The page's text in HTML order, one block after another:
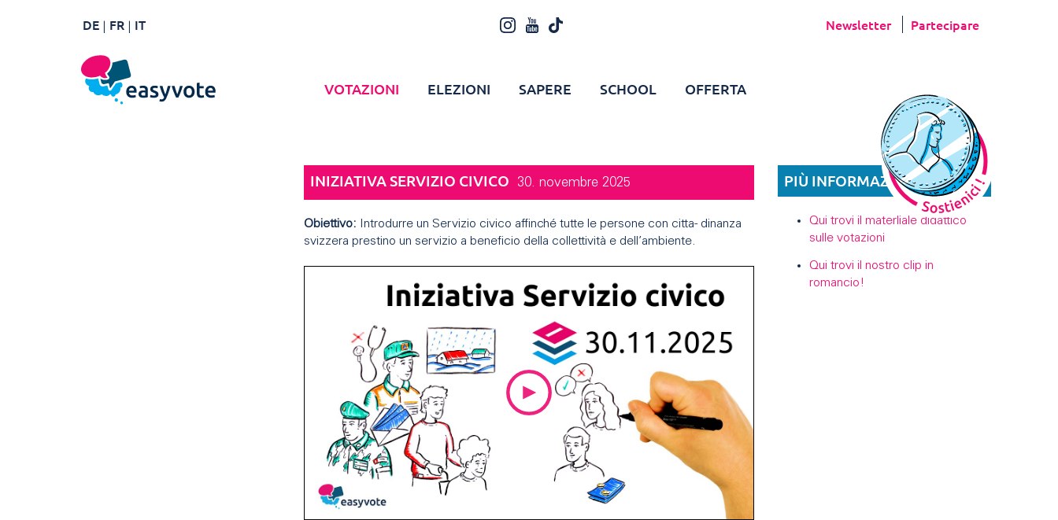
DE FR IT Newsletter Partecipare
VOTAZIONI ELEZIONI SAPERE SCHOOL OFFERTA
INIZIATIVA SERVIZIO CIVICO 30. novembre 2025
Obiettivo: Introdurre un Servizio civico affinché tutte le persone con citta- dinanza
svizzera prestino un servizio a beneficio della collettività e dell’ambiente.
PIÙ INFORMAZIONI
Qui trovi il materliale didattico
sulle votazioni
Qui trovi il nostro clip in
romancio!